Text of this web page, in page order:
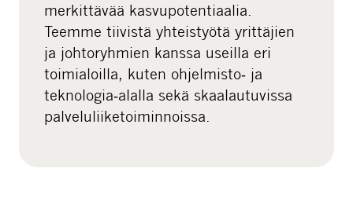
merkittävää kasvupotentiaalia.
Teemme tiivistä yhteistyötä yrittäjien
ja johtoryhmien kanssa useilla eri
toimialoilla, kuten ohjelmisto‑ ja
teknologia‑alalla sekä skaalautuvissa
palveluliiketoiminnoissa.